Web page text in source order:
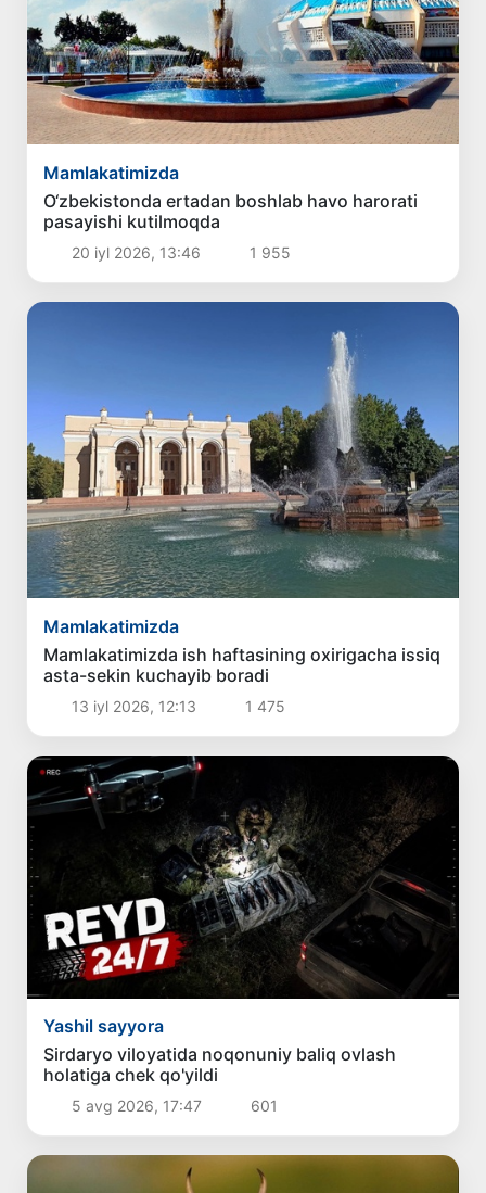
Mamlakatimizda
O‘zbekistonda ertadan boshlab havo harorati
pasayishi kutilmoqda
20 iyl 2026, 13:46 1 955
Mamlakatimizda
Mamlakatimizda ish haftasining oxirigacha issiq
asta-sekin kuchayib boradi
13 iyl 2026, 12:13 1 475
Yashil sayyora
Sirdaryo viloyatida noqonuniy baliq ovlash
holatiga chek qo'yildi
5 avg 2026, 17:47 601